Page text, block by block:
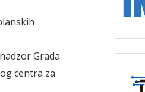
Grada
centra za